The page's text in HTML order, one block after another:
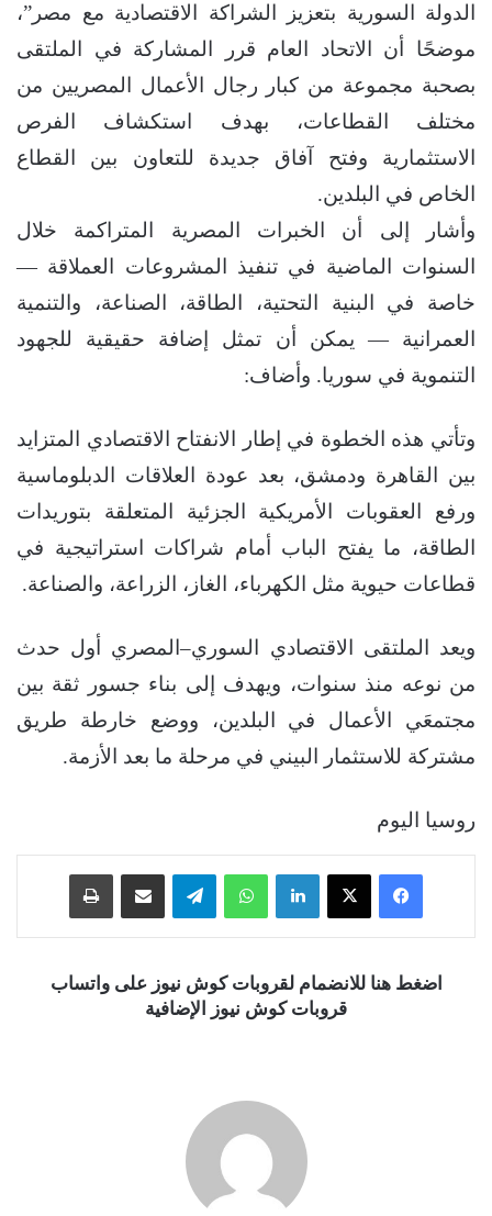
الدولة السورية بتعزيز الشراكة الاقتصادية مع مصر”،
موضحًا أن الاتحاد العام قرر المشاركة في الملتقى
بصحبة مجموعة من كبار رجال الأعمال المصريين من
مختلف القطاعات، بهدف استكشاف الفرص
الاستثمارية وفتح آفاق جديدة للتعاون بين القطاع
الخاص في البلدين.
وأشار إلى أن الخبرات المصرية المتراكمة خلال
السنوات الماضية في تنفيذ المشروعات العملاقة —
خاصة في البنية التحتية، الطاقة، الصناعة، والتنمية
العمرانية — يمكن أن تمثل إضافة حقيقية للجهود
التنموية في سوريا. وأضاف:
وتأتي هذه الخطوة في إطار الانفتاح الاقتصادي المتزايد
بين القاهرة ودمشق، بعد عودة العلاقات الدبلوماسية
ورفع العقوبات الأمريكية الجزئية المتعلقة بتوريدات
الطاقة، ما يفتح الباب أمام شراكات استراتيجية في
قطاعات حيوية مثل الكهرباء، الغاز، الزراعة، والصناعة.
ويعد الملتقى الاقتصادي السوري–المصري أول حدث
من نوعه منذ سنوات، ويهدف إلى بناء جسور ثقة بين
مجتمعَي الأعمال في البلدين، ووضع خارطة طريق
مشتركة للاستثمار البيني في مرحلة ما بعد الأزمة.
روسيا اليوم
فيسبوك ‫X لينكدإن واتساب تيلقرام
اضغط هنا للانضمام لقروبات كوش نيوز على واتساب
قروبات كوش نيوز الإضافية